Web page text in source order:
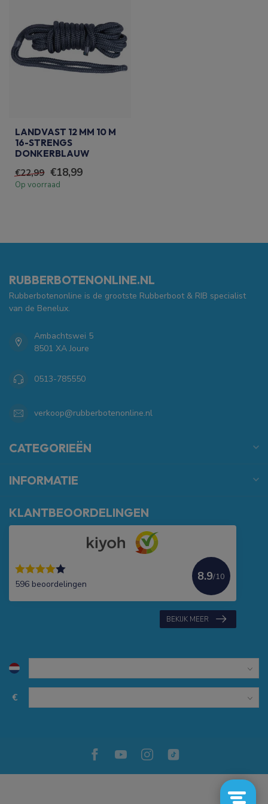
LANDVAST 12 MM 10 M
16-STRENGS
DONKERBLAUW
€22,99 €18,99
Op voorraad
RUBBERBOTENONLINE.NL
Rubberbotenonline is de grootste Rubberboot & RIB specialist
van de Benelux.
Ambachtswei 5
8501 XA Joure
0513-785550
verkoop@rubberbotenonline.nl
CATEGORIEËN
INFORMATIE
KLANTBEOORDELINGEN
596 beoordelingen
8.9/10
BEKIJK MEER
€